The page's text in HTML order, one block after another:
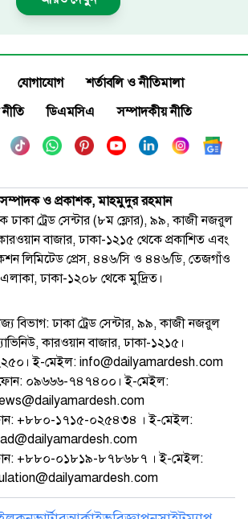
যোগাযোগ
শর্তাবলি ও নীতিমালা
ডিএমসিএ সম্পাদকীয় নীতি
ও প্রকাশক, মাহমুদুর রহমান
ঢাকা ট্রেড সেন্টার (৮ম ফ্লোর), ৯৯, কাজী নজরুল
বাজার, ঢাকা-১২১৫ থেকে প্রকাশিত এবং
লিমিটেড প্রেস, ৪৪৬/সি ও ৪৪৬/ডি, তেজগাঁও
ঢাকা-১২০৮ থেকে মুদ্রিত।
বিভাগ: ঢাকা ট্রেড সেন্টার, ৯৯, কাজী নজরুল
কারওয়ান বাজার, ঢাকা-১২১৫।
ই-মেইল: info@dailyamardesh.com
ফোন: ০৯৬৬৬-৭৪৭৪০০। ই-মেইল:
+৮৮০-১৭১৫-০২৫৪৩৪ । ই-মেইল:
ad@dailyamardesh.com
+৮৮০-০১৮১৯-৮৭৮৬৮৭ । ই-মেইল: